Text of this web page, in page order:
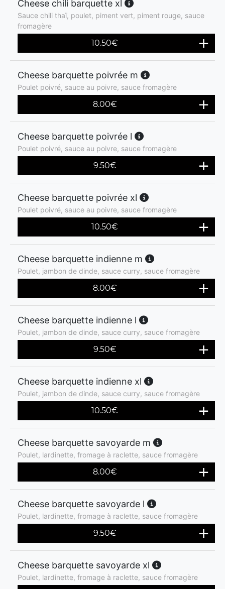
Cheese chili barquette xl
Sauce chili thaï, poulet, piment vert, piment rouge, sauce
fromagère
10.50€
Cheese barquette poivrée m
Poulet poivré, sauce au poivre, sauce fromagère
8.00€
Cheese barquette poivrée l
Poulet poivré, sauce au poivre, sauce fromagère
9.50€
Cheese barquette poivrée xl
Poulet poivré, sauce au poivre, sauce fromagère
10.50€
Cheese barquette indienne m
Poulet, jambon de dinde, sauce curry, sauce fromagère
8.00€
Cheese barquette indienne l
Poulet, jambon de dinde, sauce curry, sauce fromagère
9.50€
Cheese barquette indienne xl
Poulet, jambon de dinde, sauce curry, sauce fromagère
10.50€
Cheese barquette savoyarde m
Poulet, lardinette, fromage à raclette, sauce fromagère
8.00€
Cheese barquette savoyarde l
Poulet, lardinette, fromage à raclette, sauce fromagère
9.50€
Cheese barquette savoyarde xl
Poulet, lardinette, fromage à raclette, sauce fromagère